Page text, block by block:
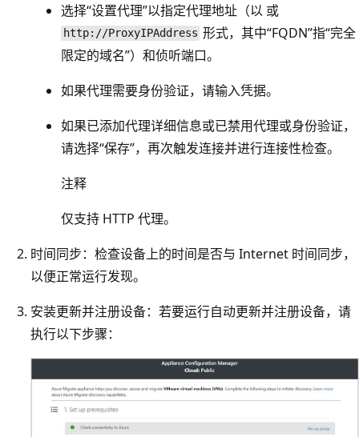
选择“设置代理”以指定代理地址（以 或
http://ProxyIPAddress 形式，其中“FQDN”指“完全
限定的域名”）和侦听端口。
如果代理需要身份验证，请输入凭据。
如果已添加代理详细信息或已禁用代理或身份验证，
请选择“保存”，再次触发连接并进行连接性检查。
注释
仅支持 HTTP 代理。
时间同步：检查设备上的时间是否与 Internet 时间同步，
以便正常运行发现。
安装更新并注册设备：若要运行自动更新并注册设备，请
执行以下步骤：